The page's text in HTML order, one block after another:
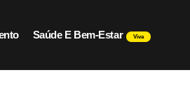
Saúde E Bem-Estar Viva